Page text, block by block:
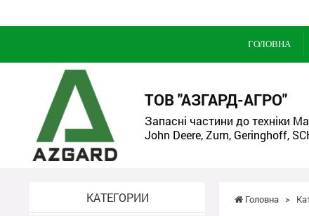
ГОЛОВНА
ТОВ "АЗГАРД-АГРО"
Запасні частини до техніки
John Deere, Zurn, Geringhoff,
Головна >
КАТЕГОРИИ